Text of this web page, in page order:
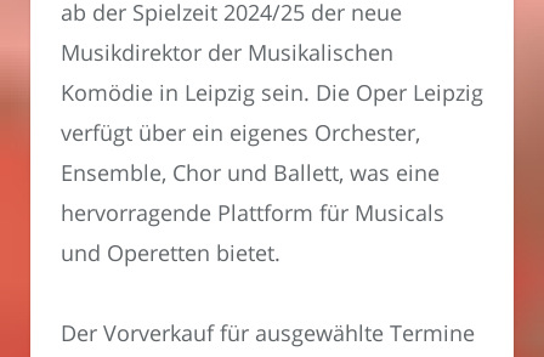
ab der Spielzeit 2024/25 der neue
Musikdirektor der Musikalischen
Komödie in Leipzig sein. Die Oper Leipzig
verfügt über ein eigenes Orchester,
Ensemble, Chor und Ballett, was eine
hervorragende Plattform für Musicals
und Operetten bietet.
Der Vorverkauf für ausgewählte Termine